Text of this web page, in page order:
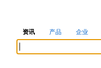
资讯 产品 企业